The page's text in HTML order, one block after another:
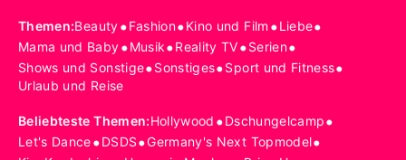
Themen:Beauty•Fashion•Kino und Film •Liebe•
Mama und Baby•Musik•Reality TV•Serien•
Shows und Sonstige•Sonstiges•Sport und Fitness•
Urlaub und Reise
Beliebteste Themen:Hollywood •Dschungelcamp•
Let's Dance•DSDS•Germany's Next Topmodel•